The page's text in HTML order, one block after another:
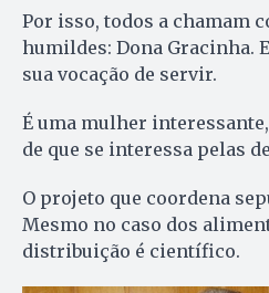
Por isso, todos a chamam
humildes: Dona Gracinha.
sua vocação de servir.
É uma mulher
de que se interessa pelas
O projeto que coordena
Mesmo no caso dos
distribuição é científico.